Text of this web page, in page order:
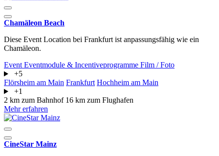
Chamäleon Beach
Diese Event Location bei Frankfurt ist anpassungsfähig wie ein
Chamäleon.
Event Eventmodule & Incentiveprogramme Film / Foto
+5
Flörsheim am Main Frankfurt Hochheim am Main
+1
2 km zum Bahnhof 16 km zum Flughafen
Mehr erfahren
CineStar Mainz